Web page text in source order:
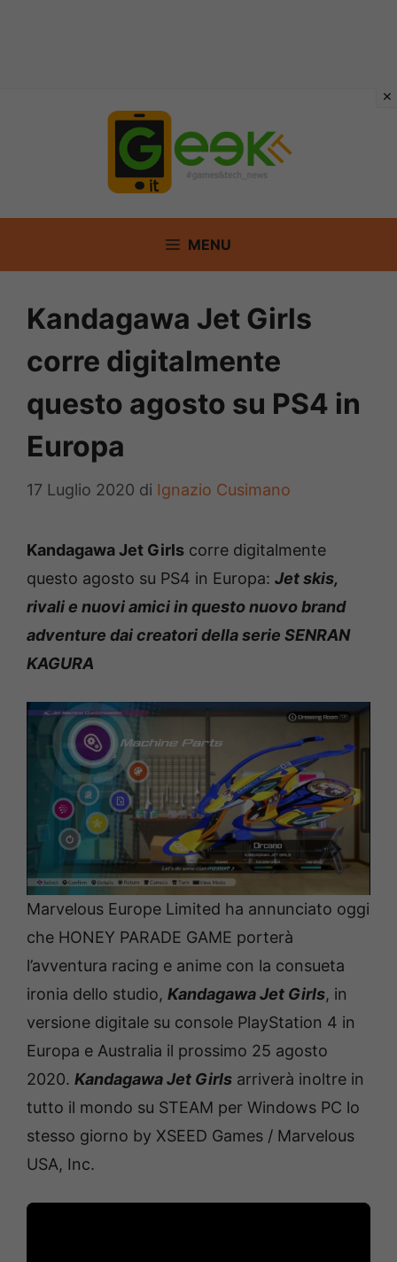
MENU
Kandagawa Jet Girls
corre digitalmente
questo agosto su PS4 in
Europa
17 Luglio 2020 di Ignazio Cusimano
Kandagawa Jet Girls corre digitalmente
questo agosto su PS4 in Europa: Jet skis,
rivali e nuovi amici in questo nuovo brand
adventure dai creatori della serie SENRAN
KAGURA
Marvelous Europe Limited ha annunciato oggi
che HONEY PARADE GAME porterà
l’avventura racing e anime con la consueta
ironia dello studio, Kandagawa Jet Girls, in
versione digitale su console PlayStation 4 in
Europa e Australia il prossimo 25 agosto
2020. Kandagawa Jet Girls arriverà inoltre in
tutto il mondo su STEAM per Windows PC lo
stesso giorno by XSEED Games / Marvelous
USA, Inc.